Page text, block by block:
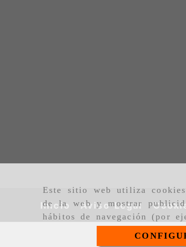
Este sitio web utiliza
de la web y mostrar
hábitos de navegación (por
Inicio Aviso Legal